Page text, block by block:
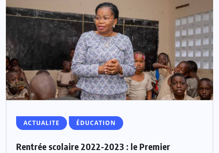
ACTUALITE ÉDUCATION
Rentrée scolaire 2022-2023 : le Premier